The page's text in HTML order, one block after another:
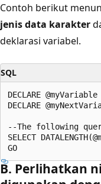
Contoh berikut
jenis data karakter
deklarasi variabel.
SQL
DECLARE
DECLARE
--The following
SELECT
B. Perlihatkan